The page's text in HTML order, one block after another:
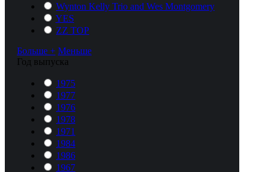
Wynton Kelly Trio and Wes Montgomery
YES
ZZ TOP
Больше + Меньше
Год выпуска
1975
1977
1976
1978
1971
1984
1986
1967